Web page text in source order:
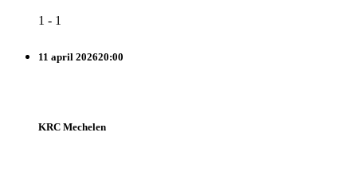
1 - 1
11 april 202620:00
KRC Mechelen